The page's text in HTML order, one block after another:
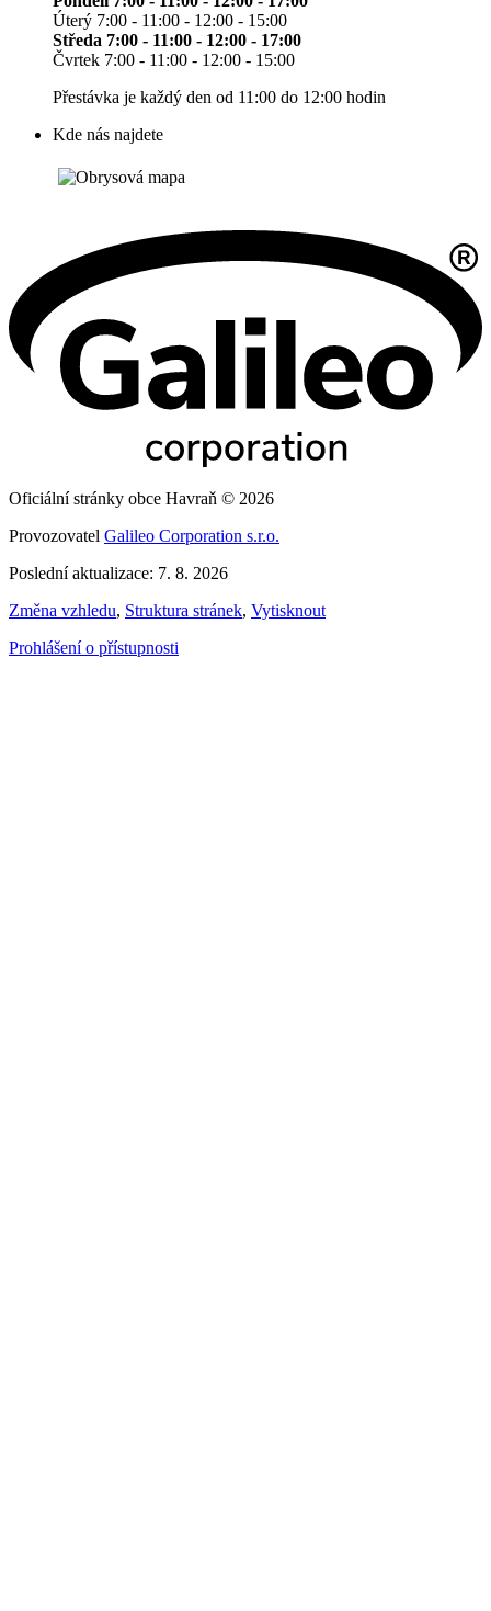
Úterý 7:00 - 11:00 - 12:00 - 15:00
Středa 7:00 - 11:00 - 12:00 - 17:00
Čvrtek 7:00 - 11:00 - 12:00 - 15:00
Přestávka je každý den od 11:00 do 12:00 hodin
Kde nás najdete
Oficiální stránky obce Havraň © 2026
Provozovatel Galileo Corporation s.r.o.
Poslední aktualizace: 7. 8. 2026
Změna vzhledu, Struktura stránek, Vytisknout
Prohlášení o přístupnosti